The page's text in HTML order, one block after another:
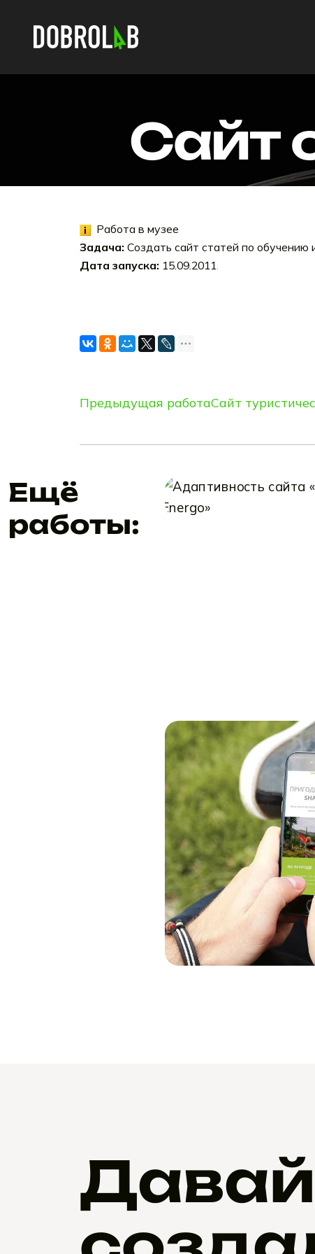
Сайт
Работа в музее
Задача: Создать сайт статей по обучению
Дата запуска: 15.09.2011.
Предыдущая работаСайт
Ещё
работы: